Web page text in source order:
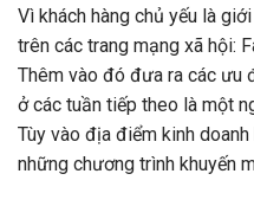
Vì khách hàng chủ yếu là
trên các trang mạng xã hội:
Thêm vào đó đưa ra các ưu
ở các tuần tiếp theo là một
Tùy vào địa điểm kinh
những chương trình khuyến